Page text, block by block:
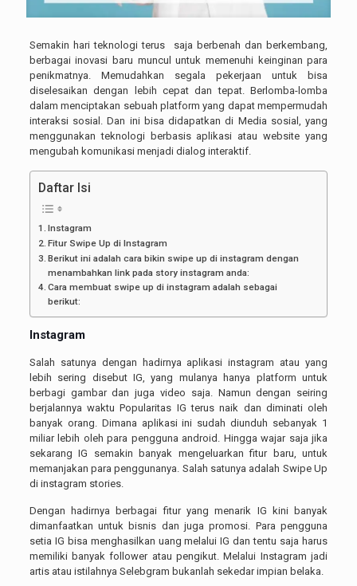
Semakin hari teknologi terus saja berbenah dan berkembang,
berbagai inovasi baru muncul untuk memenuhi keinginan para
penikmatnya. Memudahkan segala pekerjaan untuk bisa
diselesaikan dengan lebih cepat dan tepat. Berlomba-lomba
dalam menciptakan sebuah platform yang dapat mempermudah
interaksi sosial. Dan ini bisa didapatkan di Media sosial, yang
menggunakan teknologi berbasis aplikasi atau website yang
mengubah komunikasi menjadi dialog interaktif.
Daftar Isi
Instagram
Fitur Swipe Up di Instagram
Berikut ini adalah cara bikin swipe up di instagram dengan
menambahkan link pada story instagram anda:
Cara membuat swipe up di instagram adalah sebagai
berikut:
Instagram
Salah satunya dengan hadirnya aplikasi instagram atau yang
lebih sering disebut IG, yang mulanya hanya platform untuk
berbagi gambar dan juga video saja. Namun dengan seiring
berjalannya waktu Popularitas IG terus naik dan diminati oleh
banyak orang. Dimana aplikasi ini sudah diunduh sebanyak 1
miliar lebih oleh para pengguna android. Hingga wajar saja jika
sekarang IG semakin banyak mengeluarkan fitur baru, untuk
memanjakan para penggunanya. Salah satunya adalah Swipe Up
di instagram stories.
Dengan hadirnya berbagai fitur yang menarik IG kini banyak
dimanfaatkan untuk bisnis dan juga promosi. Para pengguna
setia IG bisa menghasilkan uang melalui IG dan tentu saja harus
memiliki banyak follower atau pengikut. Melalui Instagram jadi
artis atau istilahnya Selebgram bukanlah sekedar impian belaka.